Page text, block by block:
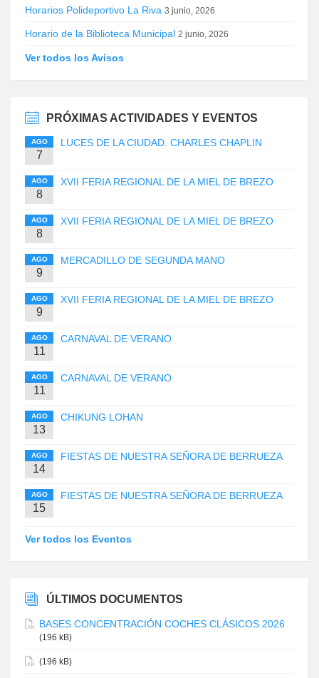
Horarios Polideportivo La Riva 3 junio, 2026
Horario de la Biblioteca Municipal 2 junio, 2026
Ver todos los Avisos
PRÓXIMAS ACTIVIDADES Y EVENTOS
AGO
7
LUCES DE LA CIUDAD. CHARLES CHAPLIN
AGO
8
XVII FERIA REGIONAL DE LA MIEL DE BREZO
AGO
8
XVII FERIA REGIONAL DE LA MIEL DE BREZO
AGO
9
MERCADILLO DE SEGUNDA MANO
AGO
9
XVII FERIA REGIONAL DE LA MIEL DE BREZO
AGO
11
CARNAVAL DE VERANO
AGO
11
CARNAVAL DE VERANO
AGO
13
CHIKUNG LOHAN
AGO
14
FIESTAS DE NUESTRA SEÑORA DE BERRUEZA
AGO
15
FIESTAS DE NUESTRA SEÑORA DE BERRUEZA
Ver todos los Eventos
ÚLTIMOS DOCUMENTOS
BASES CONCENTRACIÓN COCHES CLÁSICOS 2026
(196 kB)
(196 kB)